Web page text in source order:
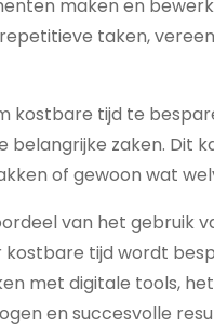
maken en
taken,
kostbare tijd te
zaken. Dit
of gewoon wat
van het gebruik
tijd wordt
met digitale tools,
en succesvolle